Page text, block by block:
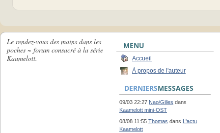
Le rendez-vous des mains dans les
poches ~ forum consacré à la série
Kaamelott.
MENU
Accueil
À propos de l'auteur
DERNIERSMESSAGES
09/03 22:27 Nao/Gilles dans
Kaamelott mini-OST
08/08 11:55 Thomas dans L'actu
Kaamelott